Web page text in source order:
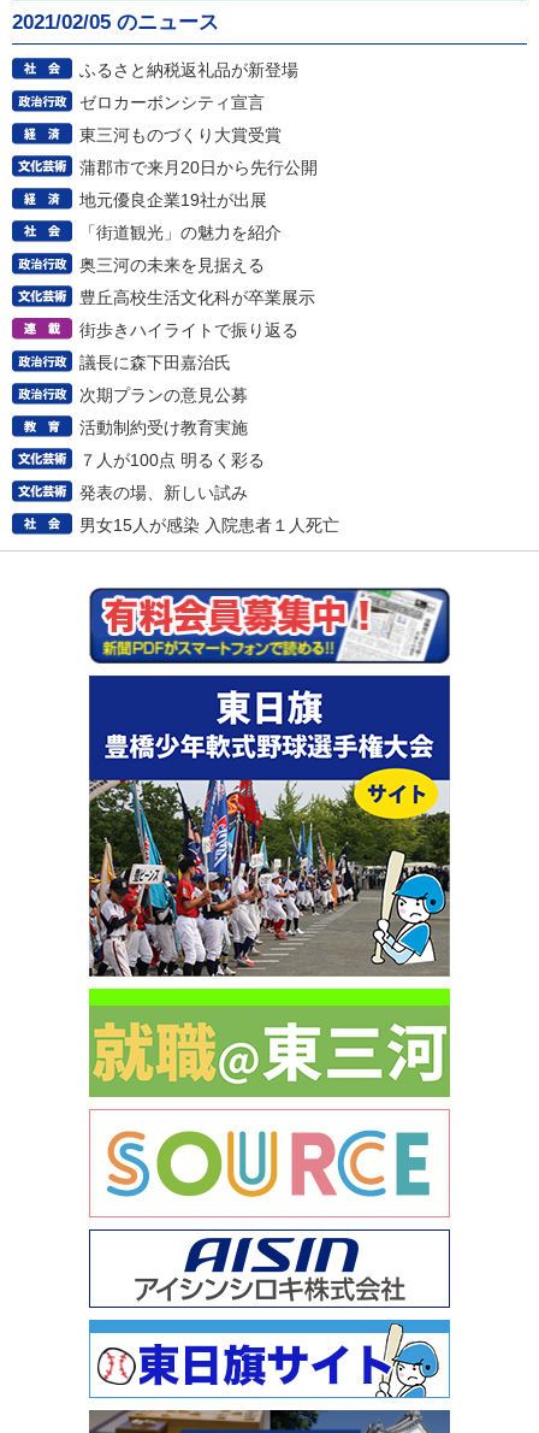
2021/02/05 のニュース
ふるさと納税返礼品が新登場
ゼロカーボンシティ宣言
東三河ものづくり大賞受賞
蒲郡市で来月20日から先行公開
地元優良企業19社が出展
「街道観光」の魅力を紹介
奥三河の未来を見据える
豊丘高校生活文化科が卒業展示
街歩きハイライトで振り返る
議長に森下田嘉治氏
次期プランの意見公募
活動制約受け教育実施
７人が100点 明るく彩る
発表の場、新しい試み
男女15人が感染 入院患者１人死亡